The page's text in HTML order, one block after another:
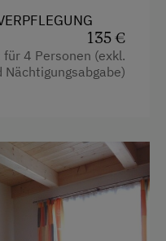
Ort gemietet werden
135 €
4 Personen (exkl.
Nächtigungsabgabe)